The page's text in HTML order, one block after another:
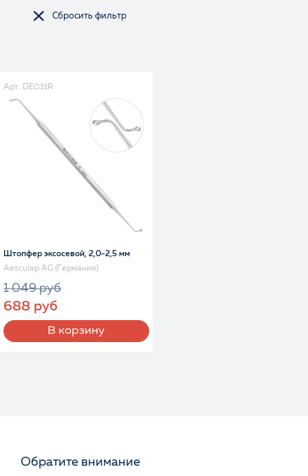
Арт. DE031R
Штопфер эксосевой, 2,0-2,5 мм
Aesculap AG (Германия)
1 049 руб
688 руб
В корзину
Обратите внимание